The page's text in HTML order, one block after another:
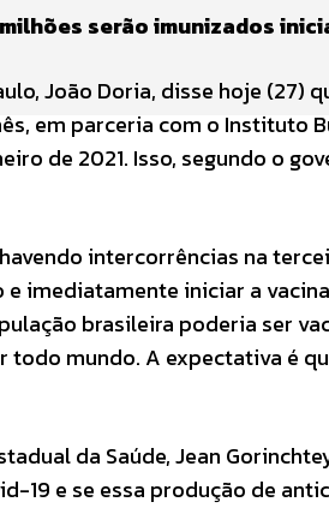
serão imunizados
João Doria, disse hoje (27)
em parceria com o Instituto
de 2021. Isso, segundo o
intercorrências na
imediatamente iniciar a
brasileira poderia ser
todo mundo. A expectativa é
da Saúde, Jean
19 e se essa produção de